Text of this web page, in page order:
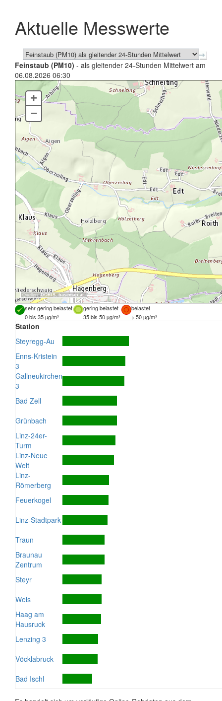
schließen
Aktuelle Messwerte
Feinstaub (PM10) - als gleitender 24-Stunden Mittelwert am
06.08.2026 06:30
Quellen: DORIS,basemap.at
+
–
sehr gering belastet gering belastet
belastet
0 bis 35 µg/m³
35 bis 50 µg/m³ > 50 µg/m³
Station
Steyregg-Au
Enns-Kristein
3
Gallneukirchen
3
Bad Zell
Grünbach
Linz-24er-
Turm
Linz-Neue
Welt
Linz-
Römerberg
Feuerkogel
Linz-Stadtpark
Traun
Braunau
Zentrum
Steyr
Wels
Haag am
Hausruck
Lenzing 3
Vöcklabruck
Bad Ischl